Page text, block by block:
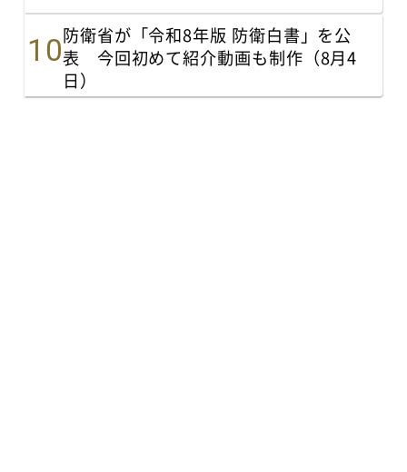
防衛省が「令和8年版 防衛白書」を公
表 今回初めて紹介動画も制作（8月4
日）